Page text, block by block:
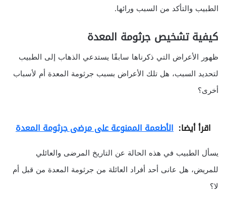
الطبيب والتأكد من السبب ورائها.
كيفية تشخيص جرثومة المعدة
ظهور الأعراض التي ذكرناها سابقًا يستدعي الذهاب إلى الطبيب
لتحديد السبب، هل تلك الأعراض بسبب جرثومة المعدة أم لأسباب
أخرى؟
اقرأ أيضا: الأطعمة الممنوعة على مرضى جرثومة المعدة
يسأل الطبيب في هذه الحالة عن التاريخ المرضى والعائلي
للمريض، هل عانى أحد أفراد العائلة من جرثومة المعدة من قبل أم
لا؟